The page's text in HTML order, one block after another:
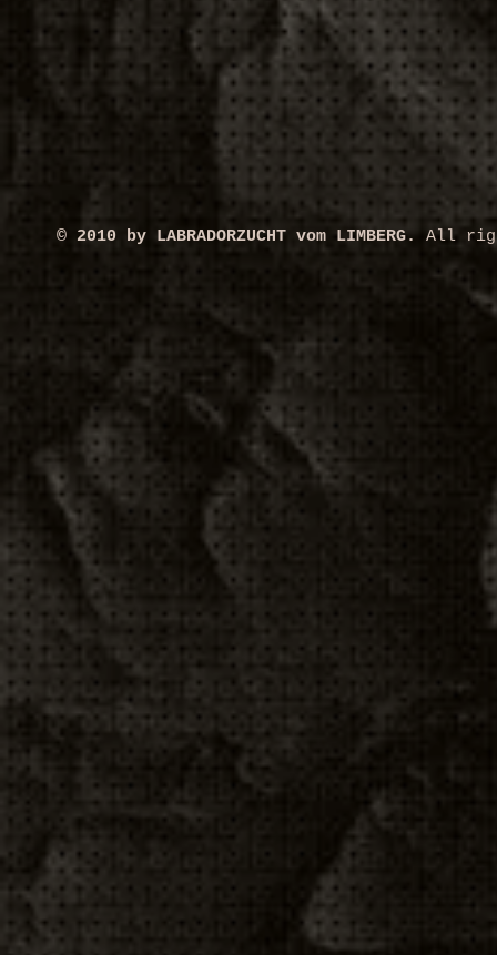
© 2010 by LABRADORZUCHT vom LIMBERG. All